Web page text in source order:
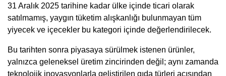
31 Aralık 2025 tarihine kadar ülke içinde ticari olarak
satılmamış, yaygın tüketim alışkanlığı bulunmayan tüm
yiyecek ve içecekler bu kategori içinde değerlendirilecek.
Bu tarihten sonra piyasaya sürülmek istenen ürünler,
yalnızca geleneksel üretim zincirinden değil; aynı zamanda
teknolojik inovasyonlarla geliştirilen gıda türleri açısından